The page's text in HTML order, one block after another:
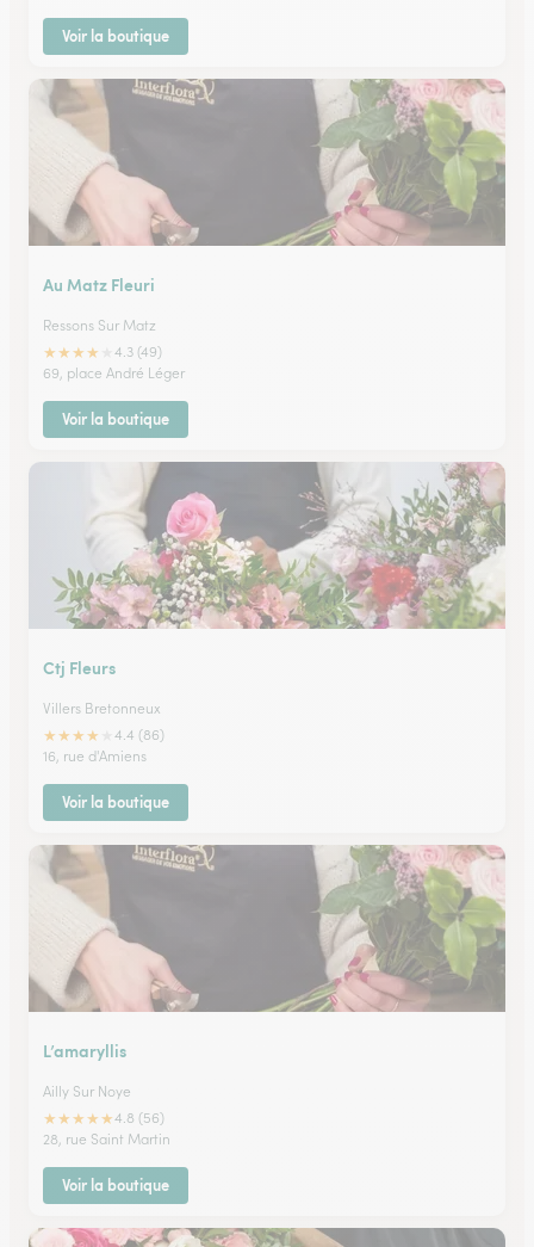
Voir la boutique
Au Matz Fleuri
Ressons Sur Matz
★★★★
4.3 (49)
69, place André Léger
Voir la boutique
Ctj Fleurs
Villers Bretonneux
★★★★
4.4 (86)
16, rue d'Amiens
Voir la boutique
L’amaryllis
Ailly Sur Noye
★★★★★4.8 (56)
28, rue Saint Martin
Voir la boutique